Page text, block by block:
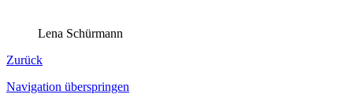
Lena Schürmann
Zurück
Navigation überspringen